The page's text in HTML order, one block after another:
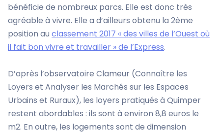
bénéficie de nombreux parcs. Elle est donc très
agréable à vivre. Elle a d’ailleurs obtenu la 2ème
position au classement 2017 « des villes de l’Ouest où
il fait bon vivre et travailler » de l’Express.
D’après l’observatoire Clameur (Connaître les
Loyers et Analyser les Marchés sur les Espaces
Urbains et Ruraux), les loyers pratiqués à Quimper
restent abordables : ils sont à environ 8,8 euros le
m2. En outre, les logements sont de dimension